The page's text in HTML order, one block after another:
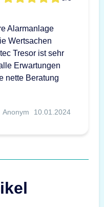
Alarmanlage
Wertsachen
Tresor ist sehr
Erwartungen
nette Beratung
Anonym 10.01.2024